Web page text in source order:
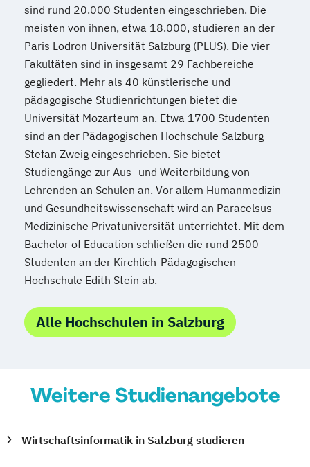
sind rund 20.000 Studenten eingeschrieben. Die
meisten von ihnen, etwa 18.000, studieren an der
Paris Lodron Universität Salzburg (PLUS). Die vier
Fakultäten sind in insgesamt 29 Fachbereiche
gegliedert. Mehr als 40 künstlerische und
pädagogische Studienrichtungen bietet die
Universität Mozarteum an. Etwa 1700 Studenten
sind an der Pädagogischen Hochschule Salzburg
Stefan Zweig eingeschrieben. Sie bietet
Studiengänge zur Aus- und Weiterbildung von
Lehrenden an Schulen an. Vor allem Humanmedizin
und Gesundheitswissenschaft wird an Paracelsus
Medizinische Privatuniversität unterrichtet. Mit dem
Bachelor of Education schließen die rund 2500
Studenten an der Kirchlich-Pädagogischen
Hochschule Edith Stein ab.
Alle Hochschulen in Salzburg
Weitere Studienangebote
Wirtschaftsinformatik in Salzburg studieren